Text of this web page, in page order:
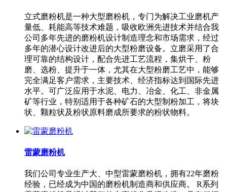
立式磨粉机是一种大型磨粉机，专门为解决工业磨机产
量低、耗能高等技术难题，吸收欧洲先进技术并结合我
公司多年先进的磨粉机设计制造理念和市场需求，经过
多年的潜心设计改进后的大型粉磨设备。立磨采用了合
理可靠的结构设计，配合先进工艺流程，集烘干、粉
磨、选粉、提升于一体，尤其在大型粉磨工艺中，能够
完全满足客户需求，主要技术、经济指标达到国际先进
水平。可广泛应用于水泥、电力、冶金、化工、非金属
矿等行业，特别适用于各种矿石的大型制粉加工，将块
状、颗粒状及粉状原料磨成所要求的粉状物料。
雷蒙磨粉机
我们公司专业生产大、中型雷蒙磨粉机，拥有22年磨粉
经验，已经成为中国的磨粉机制造商和供应商。 R系列